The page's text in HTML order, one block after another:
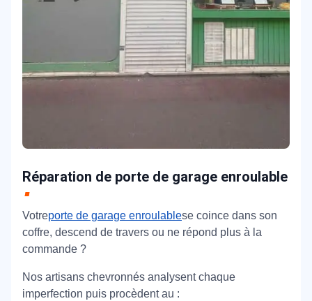
Réparation de porte de garage enroulable
Votreporte de garage enroulablese coince dans son
coffre, descend de travers ou ne répond plus à la
commande ?
Nos artisans chevronnés analysent chaque
imperfection puis procèdent au :